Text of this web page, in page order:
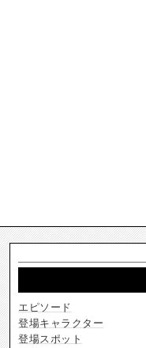
エピソード
登場キャラクター
登場スポット